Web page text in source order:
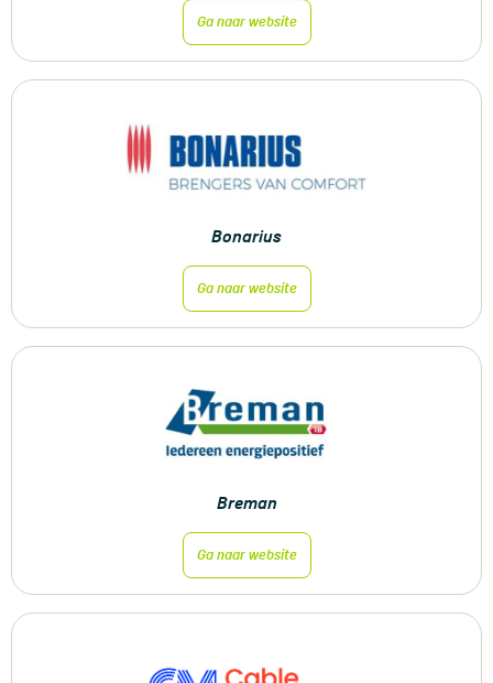
Ga naar website
Bonarius
Ga naar website
Breman
Ga naar website